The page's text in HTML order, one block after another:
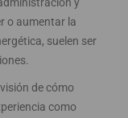
o aumentar la
suelen ser
de cómo
como